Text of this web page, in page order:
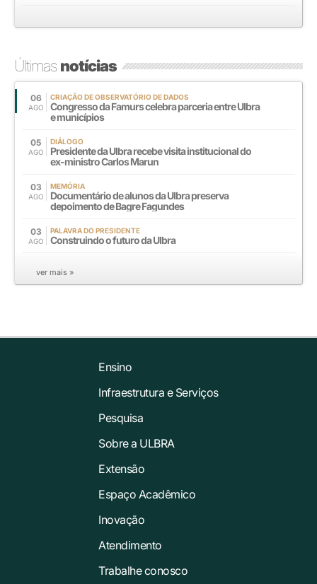
Últimasnotícias
06
AGO
CRIAÇÃO DE OBSERVATÓRIO DE DADOS
Congresso da Famurs celebra parceria entre Ulbra
e municípios
05
AGO
DIÁLOGO
Presidente da Ulbra recebe visita institucional do
ex-ministro Carlos Marun
03
AGO
MEMÓRIA
Documentário de alunos da Ulbra preserva
depoimento de Bagre Fagundes
03
AGO
PALAVRA DO PRESIDENTE
Construindo o futuro da Ulbra
ver mais »
Ensino
Infraestrutura e Serviços
Pesquisa
Sobre a ULBRA
Extensão
Espaço Acadêmico
Inovação
Atendimento
Trabalhe conosco